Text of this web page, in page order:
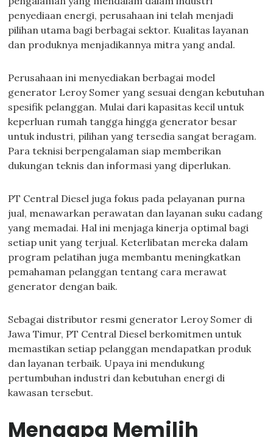
penyediaan energi, perusahaan ini telah menjadi
pilihan utama bagi berbagai sektor. Kualitas layanan
dan produknya menjadikannya mitra yang andal.
Perusahaan ini menyediakan berbagai model
generator Leroy Somer yang sesuai dengan kebutuhan
spesifik pelanggan. Mulai dari kapasitas kecil untuk
keperluan rumah tangga hingga generator besar
untuk industri, pilihan yang tersedia sangat beragam.
Para teknisi berpengalaman siap memberikan
dukungan teknis dan informasi yang diperlukan.
PT Central Diesel juga fokus pada pelayanan purna
jual, menawarkan perawatan dan layanan suku cadang
yang memadai. Hal ini menjaga kinerja optimal bagi
setiap unit yang terjual. Keterlibatan mereka dalam
program pelatihan juga membantu meningkatkan
pemahaman pelanggan tentang cara merawat
generator dengan baik.
Sebagai distributor resmi generator Leroy Somer di
Jawa Timur, PT Central Diesel berkomitmen untuk
memastikan setiap pelanggan mendapatkan produk
dan layanan terbaik. Upaya ini mendukung
pertumbuhan industri dan kebutuhan energi di
kawasan tersebut.
Mengapa Memilih